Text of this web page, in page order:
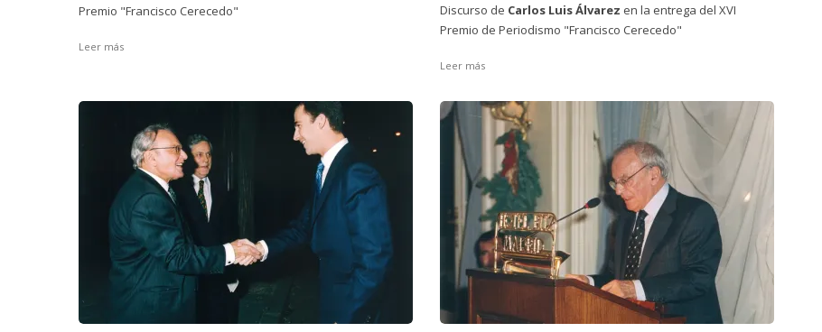
Premio "Francisco Cerecedo"
Leer más
Discurso de Carlos Luis Álvarez en la entrega del XVI
Premio de Periodismo "Francisco Cerecedo"
Leer más